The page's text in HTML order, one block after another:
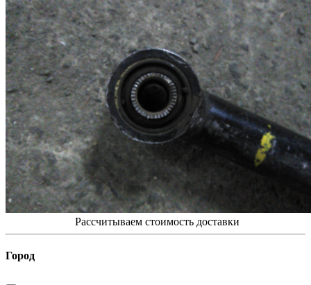
Рассчитываем стоимость доставки
Город